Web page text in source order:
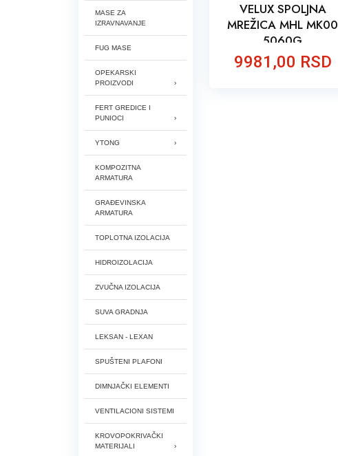
MASE ZA
IZRAVNAVANJE
FUG MASE
OPEKARSKI
PROIZVODI
FERT GREDICE I
PUNIOCI
YTONG
KOMPOZITNA
ARMATURA
GRAĐEVINSKA
ARMATURA
TOPLOTNA IZOLACIJA
HIDROIZOLACIJA
ZVUČNA IZOLACIJA
SUVA GRADNJA
LEKSAN - LEXAN
SPUŠTENI PLAFONI
DIMNJAČKI ELEMENTI
VENTILACIONI SISTEMI
KROVOPOKRIVAČKI
MATERIJALI
VELUX SPOLJNA
MREŽICA MHL MK00
5060G
9981,00 RSD